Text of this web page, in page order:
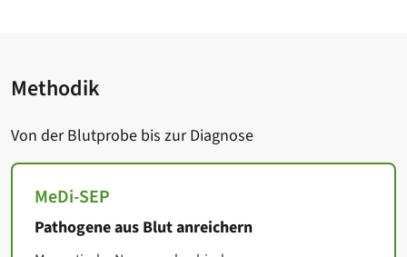
Methodik
Von der Blutprobe bis zur Diagnose
MeDi-SEP
Pathogene aus Blut anreichern